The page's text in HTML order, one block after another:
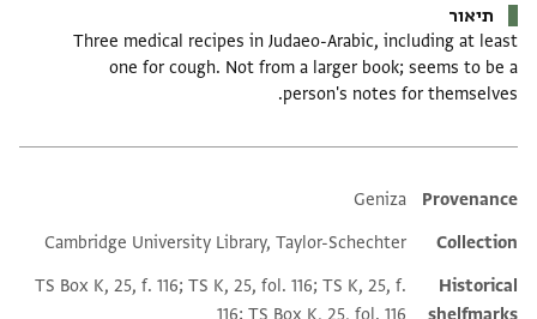
תיאור
Three medical recipes in Judaeo-Arabic, including at least
one for cough. Not from a larger book; seems to be a
person's notes for themselves.
Additional metadata
Provenance
Geniza
Collection
Cambridge University Library, Taylor-Schechter
Historical
TS Box K, 25, f. 116; TS K, 25, fol. 116; TS K, 25, f.